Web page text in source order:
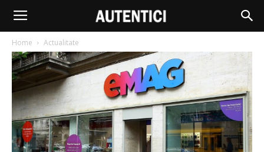
Home Actualitate